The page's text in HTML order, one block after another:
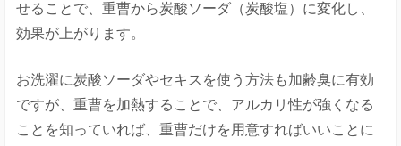
せることで、重曹から炭酸ソーダ（炭酸塩）に変化し、
効果が上がります。
お洗濯に炭酸ソーダやセキスを使う方法も加齢臭に有効
ですが、重曹を加熱することで、アルカリ性が強くなる
ことを知っていれば、重曹だけを用意すればいいことに